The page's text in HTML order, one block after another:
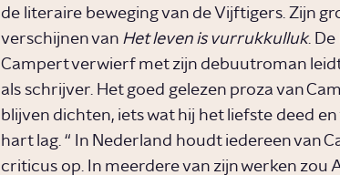
de literaire beweging van de Vijftigers. Zijn
verschijnen van Het leven is vurrukkulluk.
Campert verwierf met zijn debuutroman
als schrijver. Het goed gelezen proza van
blijven dichten, iets wat hij het liefste deed
hart lag. “ In Nederland houdt iedereen van
criticus op. In meerdere van zijn werken zou